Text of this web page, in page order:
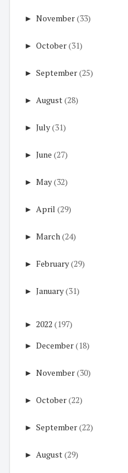
► November(33)
► October(31)
► September(25)
► August(28)
► July(31)
► June (27)
► May(32)
► April (29)
► March (24)
► February(29)
► January(31)
► 2022 (197)
► December(18)
► November(30)
► October(22)
► September(22)
► August(29)